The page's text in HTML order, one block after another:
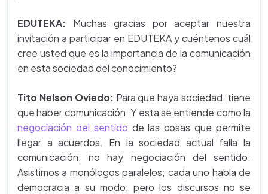
EDUTEKA: Muchas gracias por aceptar nuestra
invitación a participar en EDUTEKA y cuéntenos cuál
cree usted que es la importancia de la comunicación
en esta sociedad del conocimiento?
Tito Nelson Oviedo: Para que haya sociedad, tiene
que haber comunicación. Y esta se entiende como la
negociación del sentido de las cosas que permite
llegar a acuerdos. En la sociedad actual falla la
comunicación; no hay negociación del sentido.
Asistimos a monólogos paralelos; cada uno habla de
democracia a su modo; pero los discursos no se